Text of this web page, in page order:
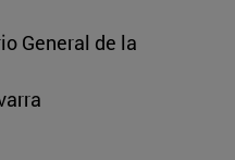
General de la